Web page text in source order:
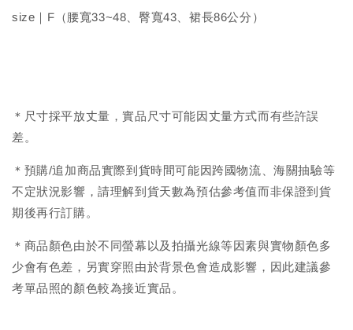
size｜F（腰寬33~48、臀寬43、裙長86公分）
＊尺寸採平放丈量，實品尺寸可能因丈量方式而有些許誤
差。
＊預購/追加商品實際到貨時間可能因跨國物流、海關抽驗等
不定狀況影響，請理解到貨天數為預估參考值而非保證到貨
期後再行訂購。
＊商品顏色由於不同螢幕以及拍攝光線等因素與實物顏色多
少會有色差，另實穿照由於背景色會造成影響，因此建議參
考單品照的顏色較為接近實品。